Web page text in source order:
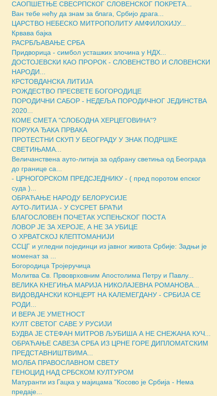
САОПШЕТЊЕ СВЕСРПСКОГ СЛОВЕНСКОГ ПОКРЕТА...
Ван тебе нећу да знам за блага, Србијо драга...
ЦАРСТВО НЕБЕСКО МИТРОПОЛИТУ АМФИЛОХИЈУ...
Крвава бајка
РАСРБЉАВАЊЕ СРБА
Придворица - симбол усташких злочина у НДХ...
ДОСТОЈЕВСКИ КАО ПРОРОК - СЛОВЕНСТВО И СЛОВЕНСКИ
НАРОДИ...
КРСТОВДАНСКА ЛИТИЈА
РОЖДЕСТВО ПРЕСВЕТЕ БОГОРОДИЦЕ
ПОРОДИЧНИ САБОР - НЕДЕЉА ПОРОДИЧНОГ ЈЕДИНСТВА
2020...
КОМЕ СМЕТА "СЛОБОДНА ХЕРЦЕГОВИНА"?
ПОРУКА ЂАКА ПРВАКА
ПРОТЕСТНИ СКУП У БЕОГРАДУ У ЗНАК ПОДРШКЕ
СВЕТИЊАМА...
Величанствена ауто-литија за одбрану светиња од Београда
до границе са...
- ЦРНОГОРСКОМ ПРЕДСЈЕДНИКУ - ( пред поротом епског
суда )...
ОБРАЋАЊЕ НАРОДУ БЕЛОРУСИЈЕ
АУТО-ЛИТИЈА - У СУСРЕТ БРАЋИ
БЛАГОСЛОВЕН ПОЧЕТАК УСПЕЊСКОГ ПОСТА
ЛОВОР ЈЕ ЗА ХЕРОЈЕ, А НЕ ЗА УБИЦЕ
О ХРВАТСКОЈ КЛЕПТОМАНИЈИ
ССЦГ и угледни појединци из јавног живота Србије: Задњи је
моменат за ...
Богородица Тројеручица
Молитва Св. Првоврховним Апостолима Петру и Павлу...
ВЕЛИКА КНЕГИЊА МАРИЈА НИКОЛАЈЕВНА РОМАНОВА...
ВИДОВДАНСКИ КОНЦЕРТ НА КАЛЕМЕГДАНУ - СРБИЈА СЕ
РОДИ...
И ВЕРА ЈЕ УМЕТНОСТ
КУЛТ СВЕТОГ САВЕ У РУСИЈИ
БУДВА ЈЕ СТЕФАН МИТРОВ ЉУБИША А НЕ СНЕЖАНА КУЧ...
ОБРАЋАЊЕ САВЕЗА СРБА ИЗ ЦРНЕ ГОРЕ ДИПЛОМАТСКИМ
ПРЕДСТАВНИШТВИМА...
МОЛБА ПРАВОСЛАВНОМ СВЕТУ
ГЕНОЦИД НАД СРБСКОМ КУЛТУРОМ
Матуранти из Гацка у мајицама "Косово је Србија - Нема
предаје...